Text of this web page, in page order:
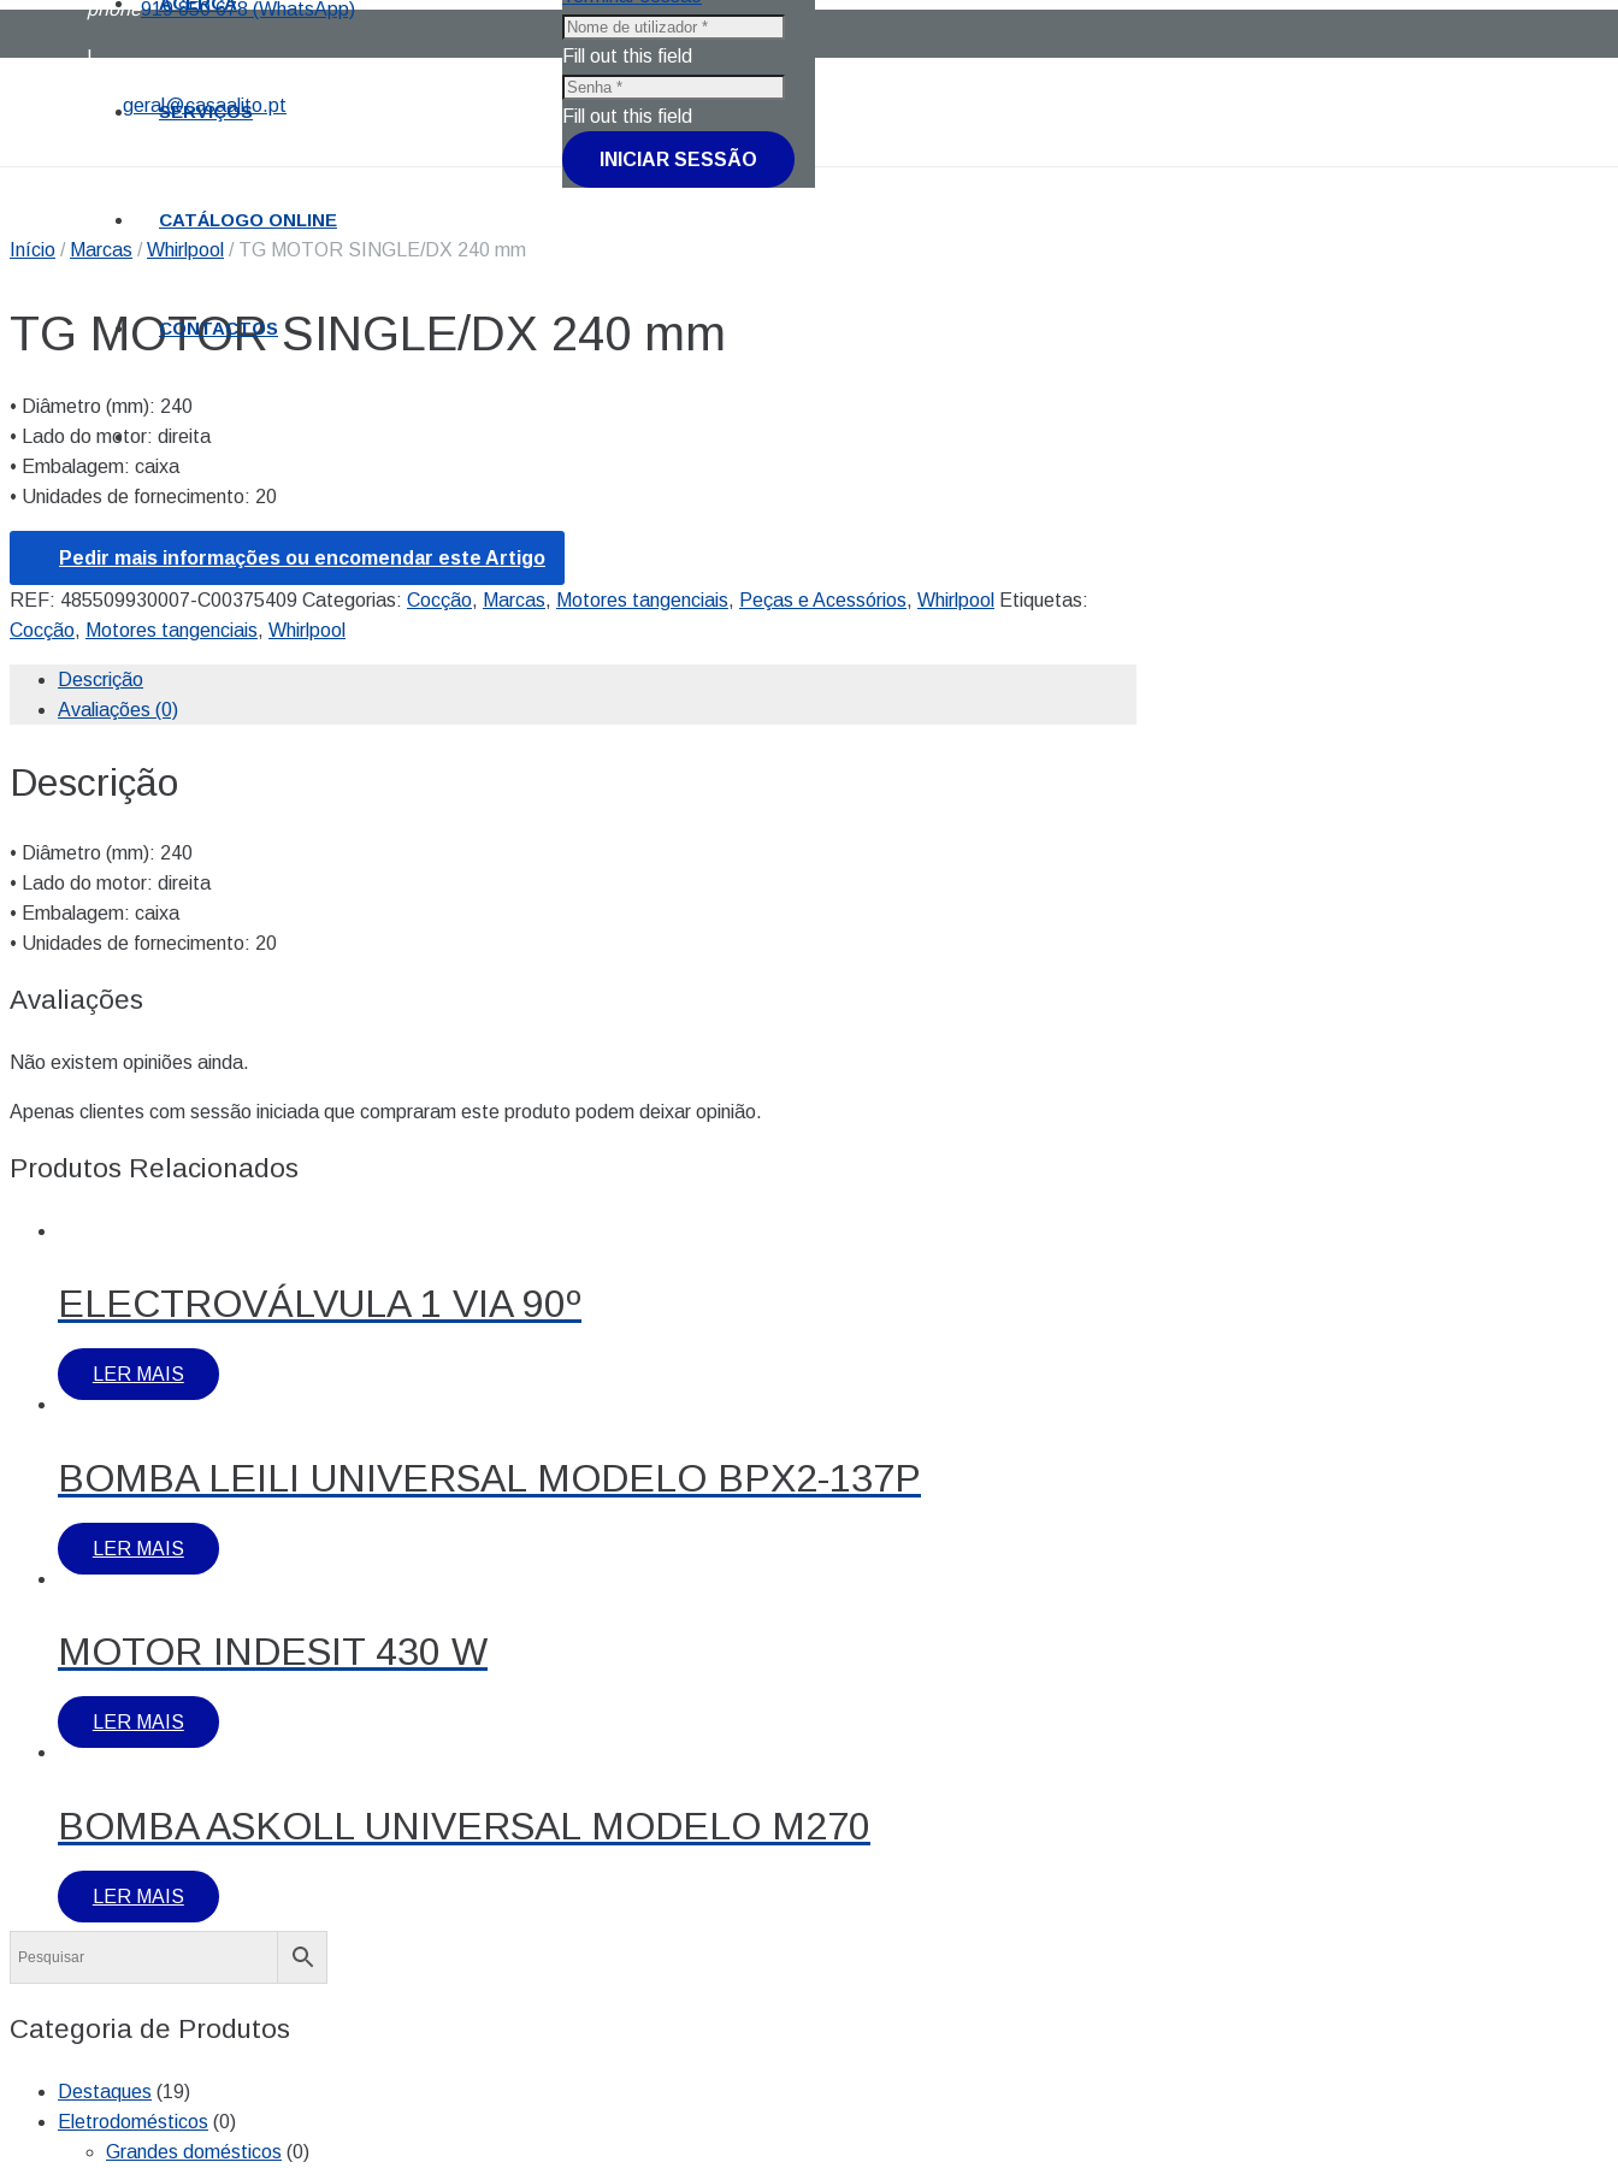
phone919 850 678 (WhatsApp)
|
mailgeral@casaalito.pt
Fill out this field
Fill out this field
INICIAR SESSÃO
SERVIÇOS
CATÁLOGO ONLINE
CONTACTOS
Início / Marcas /Whirlpool / TG MOTOR SINGLE/DX 240 mm
TG MOTOR SINGLE/DX 240 mm
• Diâmetro (mm): 240
• Lado do motor: direita
• Embalagem: caixa
• Unidades de fornecimento: 20
Pedir mais informações ou encomendar este Artigo
REF: 485509930007-C00375409 Categorias: Cocção, Marcas, Motores tangenciais, Peças e Acessórios, Whirlpool Etiquetas:
Cocção, Motores tangenciais, Whirlpool
Descrição
Avaliações (0)
Descrição
• Diâmetro (mm): 240
• Lado do motor: direita
• Embalagem: caixa
• Unidades de fornecimento: 20
Avaliações
Não existem opiniões ainda.
Apenas clientes com sessão iniciada que compraram este produto podem deixar opinião.
Produtos Relacionados
ELECTROVÁLVULA 1 VIA 90º
LER MAIS
BOMBA LEILI UNIVERSAL MODELO BPX2-137P
LER MAIS
MOTOR INDESIT 430 W
LER MAIS
BOMBA ASKOLL UNIVERSAL MODELO M270
LER MAIS
Categoria de Produtos
Destaques (19)
Eletrodomésticos (0)
Grandes domésticos (0)